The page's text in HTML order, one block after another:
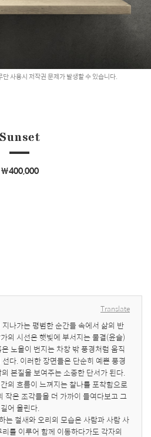
사용시 저작권 문제가 발생할 수 있습니다.
Sunset
￦400,000
Translate
나가는 평범한 순간들 속에서 삶의 반
의 시선은 햇빛에 부서지는 물결(윤슬)
노을이 번지는 차창 밖 풍경처럼 움직
다. 이러한 장면들은 단순히 예쁜 풍경
본질을 보여주는 소중한 단서가 된다.
의 흐름이 느껴지는 찰나를 포착함으로
작은 조각들을 더 가까이 들여다보고 그
어 올린다.
는 철새와 오리의 모습은 사람과 사람 사
를 이루어 함께 이동하다가도 각자의